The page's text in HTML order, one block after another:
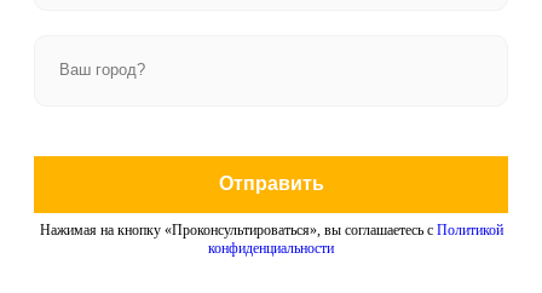
Отправить
Нажимая на кнопку «Проконсультироваться», вы соглашаетесь с Политикой
конфиденциальности